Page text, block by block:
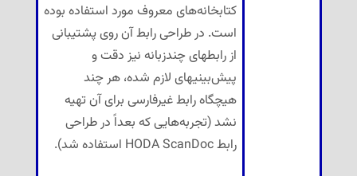
کتابخانه‌های معروف مورد استفاده بوده
است. در طراحی رابط آن روی پشتیبانی
از رابطهای چندزبانه نیز دقت و
پیش‌بینیهای لازم شده، هر چند
هیچگاه رابط غیرفارسی برای آن تهیه
نشد (تجربه‌هایی که بعداً در طراحی
رابط HODA ScanDoc استفاده شد).